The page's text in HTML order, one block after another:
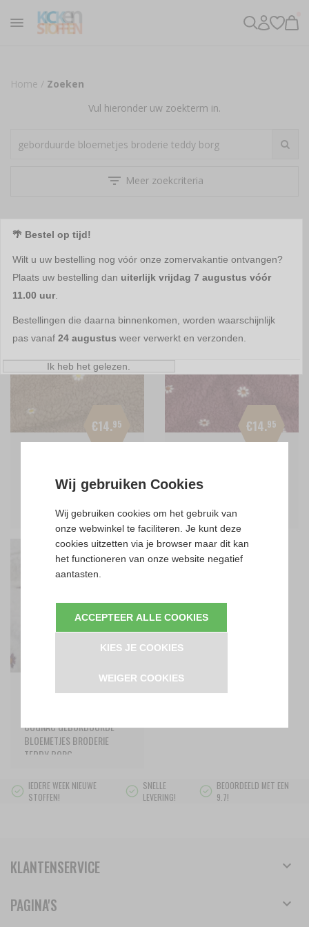
Home / Zoeken
Vul hieronder uw zoekterm in.
filter_list Meer zoekcriteria
resultaten voor
€14.95
GEBORDUURDE BLOEMETJES
€14.95
GEBORDUURDE BLOEMETJES
per meter
COGNAC GEBORDUURDE
BLOEMETJES BRODERIE
TEDDY BORG
IEDERE WEEK NIEUWE
STOFFEN!
SNELLE
LEVERING!
BEOORDEELD MET EEN
9.7!
KLANTENSERVICE
PAGINA'S
🌴 Bestel op tijd!
Wilt u uw bestelling nog vóór onze zomervakantie ontvangen?
Plaats uw bestelling dan uiterlijk vrijdag 7 augustus vóór
11.00 uur.
Bestellingen die daarna binnenkomen, worden waarschijnlijk
pas vanaf 24 augustus weer verwerkt en verzonden.
Ik heb het gelezen.
Wij gebruiken Cookies
Wij gebruiken cookies om het gebruik van
onze webwinkel te faciliteren. Je kunt deze
cookies uitzetten via je browser maar dit kan
het functioneren van onze website negatief
aantasten.
ACCEPTEER ALLE COOKIES
KIES JE COOKIES
WEIGER COOKIES